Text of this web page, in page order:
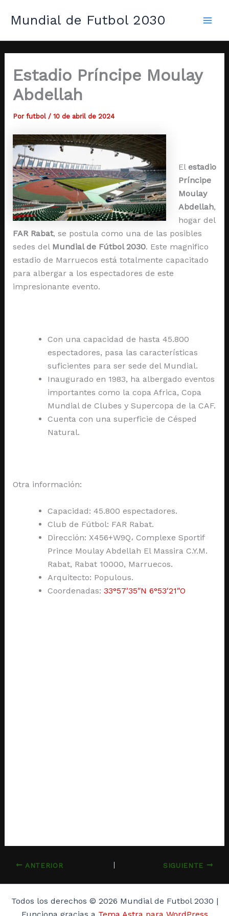
Mundial de Futbol 2030
Estadio Príncipe Moulay
Abdellah
Por futbol / 10 de abril de 2024
El estadio
Príncipe
Moulay
Abdellah,
hogar del
FAR Rabat, se postula como una de las posibles
sedes del Mundial de Fútbol 2030. Este magnifico
estadio de Marruecos está totalmente capacitado
para albergar a los espectadores de este
impresionante evento.
Con una capacidad de hasta 45.800
espectadores, pasa las características
suficientes para ser sede del Mundial.
Inaugurado en 1983, ha albergado eventos
importantes como la copa Africa, Copa
Mundial de Clubes y Supercopa de la CAF.
Cuenta con una superficie de Césped
Natural.
Otra información:
Capacidad: 45.800 espectadores.
Club de Fútbol: FAR Rabat.
Dirección: X456+W9Q، Complexe Sportif
Prince Moulay Abdellah El Massira C.Y.M.
Rabat, Rabat 10000, Marruecos.
Arquitecto: Populous.
Coordenadas: 33°57′35″N 6°53′21″O
ANTERIOR SIGUIENTE
Todos los derechos © 2026 Mundial de Futbol 2030 |